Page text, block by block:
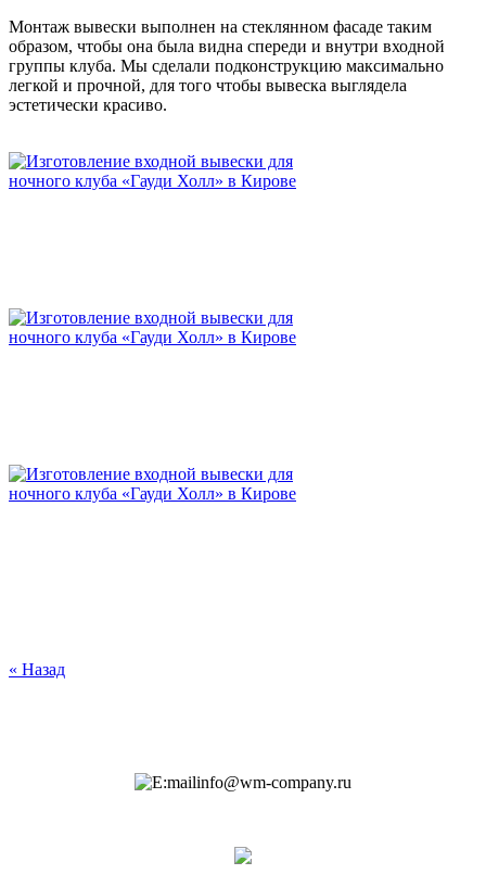
Монтаж вывески выполнен на стеклянном фасаде таким
образом, чтобы она была видна спереди и внутри входной
группы клуба. Мы сделали подконструкцию максимально
легкой и прочной, для того чтобы вывеска выглядела
эстетически красиво.
« Назад
info@wm-company.ru